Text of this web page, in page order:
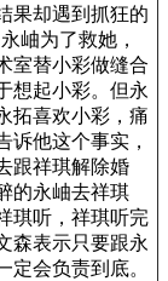
果却遇到抓狂的
岫为了救她，
室替小彩做缝合
想起小彩。但永
拓喜欢小彩，痛
诉他这个事实，
跟祥琪解除婚
的永岫去祥琪
琪听，祥琪听完
森表示只要跟永
定会负责到底。